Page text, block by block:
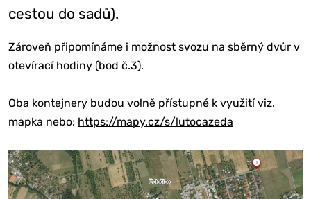
cestou do sadů).
Zároveň připomínáme i možnost svozu na sběrný dvůr v
otevírací hodiny (bod č.3).
Oba kontejnery budou volně přístupné k využití viz.
mapka nebo: https://mapy.cz/s/lutocazeda